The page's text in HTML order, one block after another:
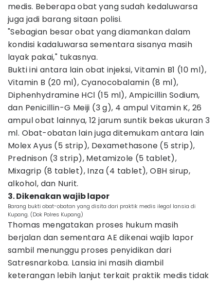
medis. Beberapa obat yang sudah kedaluwarsa
juga jadi barang sitaan polisi.
"Sebagian besar obat yang diamankan dalam
kondisi kadaluwarsa sementara sisanya masih
layak pakai," tukasnya.
Bukti ini antara lain obat injeksi, Vitamin B1 (10 ml),
Vitamin B (20 ml), Cyanocobalamin (8 ml),
Diphenhydramine HCl (15 ml), Ampicillin Sodium,
dan Penicillin-G Meiji (3 g), 4 ampul Vitamin K, 26
ampul obat lainnya, 12 jarum suntik bekas ukuran 3
ml. Obat-obatan lain juga ditemukam antara lain
Molex Ayus (5 strip), Dexamethasone (5 strip),
Prednison (3 strip), Metamizole (5 tablet),
Mixagrip (8 tablet), Inza (4 tablet), OBH sirup,
alkohol, dan Nurit.
3. Dikenakan wajib lapor
Barang bukti obat-obatan yang disita dari praktik medis ilegal lansia di
Kupang. (Dok Polres Kupang)
Thomas mengatakan proses hukum masih
berjalan dan sementara AE dikenai wajib lapor
sambil menunggu proses penyidikan dari
Satresnarkoba. Lansia ini masih diambil
keterangan lebih lanjut terkait praktik medis tidak